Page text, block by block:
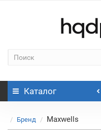
Каталог
Бренд Maxwells